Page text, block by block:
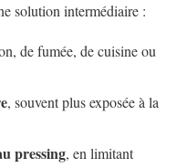
solution intermédiaire :
de fumée, de cuisine ou
, souvent plus exposée à la
pressing, en limitant